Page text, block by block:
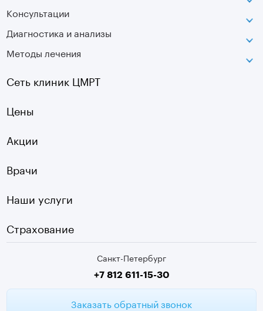
Петроградская
Лаборатория движения
Московская
Озерки
Садовая
Старая Деревня
Девяткино
г. Колпино
Консультации
Диагностика и анализы
МРТ
Оптическая топография
УЗДГ
Чек-ап
ЭКГ
Медицинские анализы
Методы лечения
Санкт-Петербург
+7 812 611-15-30
Заказать обратный звонок
Сеть клиник ЦМРТ
Цены
Акции
Врачи
Наши услуги
Страхование